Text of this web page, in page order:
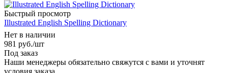
Быстрый просмотр
Illustrated English Spelling Dictionary
Нет в наличии
981 руб./шт
Под заказ
Наши менеджеры обязательно свяжутся с вами и уточнят
условия заказа